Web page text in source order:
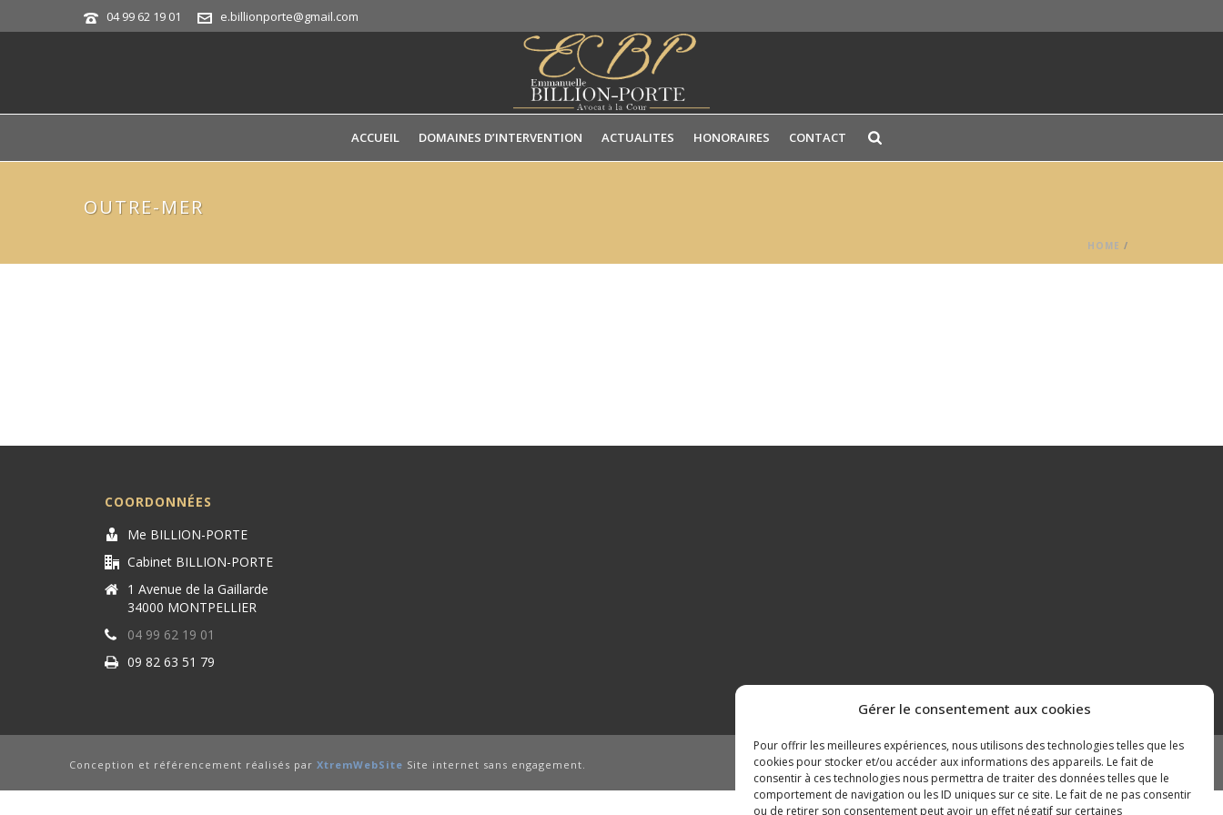
Gérer le consentement aux cookies
Pour offrir les meilleures expériences, nous utilisons des technologies telles que les
cookies pour stocker et/ou accéder aux informations des appareils. Le fait de
consentir à ces technologies nous permettra de traiter des données telles que le
comportement de navigation ou les ID uniques sur ce site. Le fait de ne pas consentir
ou de retirer son consentement peut avoir un effet négatif sur certaines
04 99 62 19 01 e.billionporte@gmail.com
ACCUEIL DOMAINES D’INTERVENTION ACTUALITES HONORAIRES CONTACT
OUTRE-MER
HOME /
COORDONNÉES
Me BILLION-PORTE
Cabinet BILLION-PORTE
1 Avenue de la Gaillarde
34000 MONTPELLIER
04 99 62 19 01
09 82 63 51 79
Conception et référencement réalisés par XtremWebSite Site internet sans engagement. Mentions légales Plan du site